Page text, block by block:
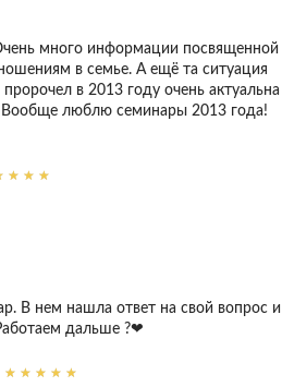
много информации посвященной
в семье. А ещё та ситуация
в 2013 году очень актуальна
люблю семинары 2013 года!
В нем нашла ответ на свой вопрос и
дальше ?❤